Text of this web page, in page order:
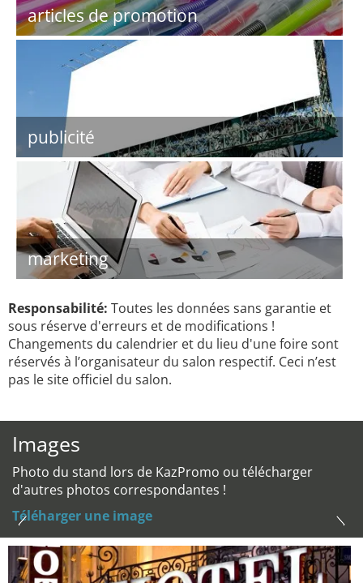
articles de promotion
publicité
marketing
Responsabilité: Toutes les données sans garantie et
sous réserve d'erreurs et de modifications !
Changements du calendrier et du lieu d'une foire sont
réservés à l’organisateur du salon respectif. Ceci n’est
pas le site officiel du salon.
Images
Photo du stand lors de KazPromo ou télécharger
d'autres photos correspondantes !
Téléharger une image